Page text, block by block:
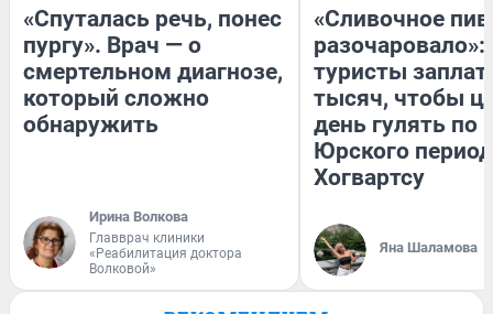
«Спуталась речь, понес
пургу». Врач — о
смертельном диагнозе,
который сложно
обнаружить
Ирина Волкова
Главврач клиники
«Реабилитация доктора
Волковой»
«Сливочное
разочаровало»:
туристы
тысяч, чтобы
день гулять по
Юрского
Хогвартсу
Яна Шаламова